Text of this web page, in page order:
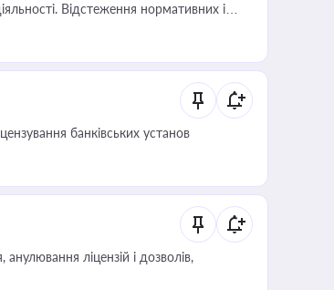
Відстеження нормативних і
під час оподаткування,
оціночної діяльності
банківських установ
ліцензій і дозволів,